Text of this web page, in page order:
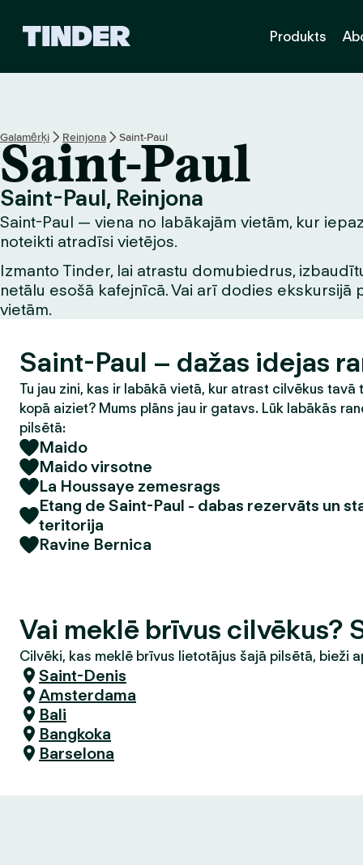
s
k
m
a
a
Produkts
Galamērķi Reinjona Saint-Paul
Saint-Paul
Saint-Paul, Reinjona
Saint-Paul — viena no labākajām vietām, kur
noteikti atradīsi vietējos.
Izmanto Tinder, lai atrastu domubiedrus,
netālu esošā kafejnīcā. Vai arī dodies ekskursijā
vietām.
Saint-Paul – dažas idejas
Tu jau zini, kas ir labākā vietā, kur atrast cilvēkus tavā
kopā aiziet? Mums plāns jau ir gatavs. Lūk labākās
pilsētā:
Maido
Maido virsotne
La Houssaye zemesrags
Etang de Saint-Paul - dabas rezervāts un
teritorija
Ravine Bernica
Vai meklē brīvus cilvēkus?
Cilvēki, kas meklē brīvus lietotājus šajā pilsētā, bieži
Saint-Denis
Amsterdama
Bali
Bangkoka
Barselona